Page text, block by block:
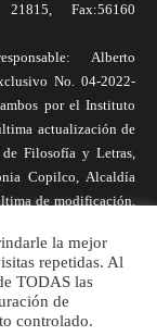
Fax:56160
Alberto
No. 04-2022-
por el Instituto
actualización de
Filosofía y Letras,
Copilco, Alcaldía
de modificación,
Universidad Nacional
de los contenidos de
de los textos aquí
y la dirección
la mejor
repetidas. Al
TODAS las
de
controlado.